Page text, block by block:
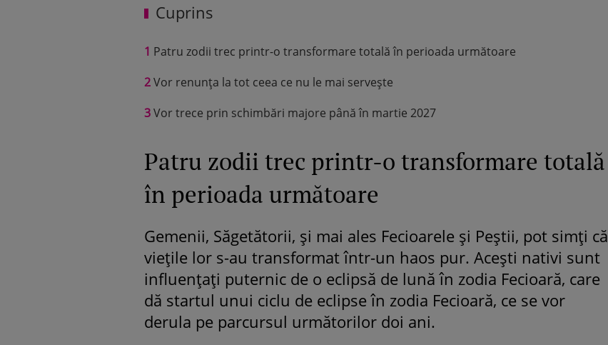
Cuprins
1 Patru zodii trec printr-o transformare totală în perioada următoare
2Vor renunța la tot ceea ce nu le mai servește
3Vor trece prin schimbări majore până în martie 2027
Patru zodii trec printr-o transformare totală
în perioada următoare
Gemenii, Săgetătorii, și mai ales Fecioarele și Peștii, pot simți că
viețile lor s-au transformat într-un haos pur. Acești nativi sunt
influențați puternic de o eclipsă de lună în zodia Fecioară, care
dă startul unui ciclu de eclipse în zodia Fecioară, ce se vor
derula pe parcursul următorilor doi ani.